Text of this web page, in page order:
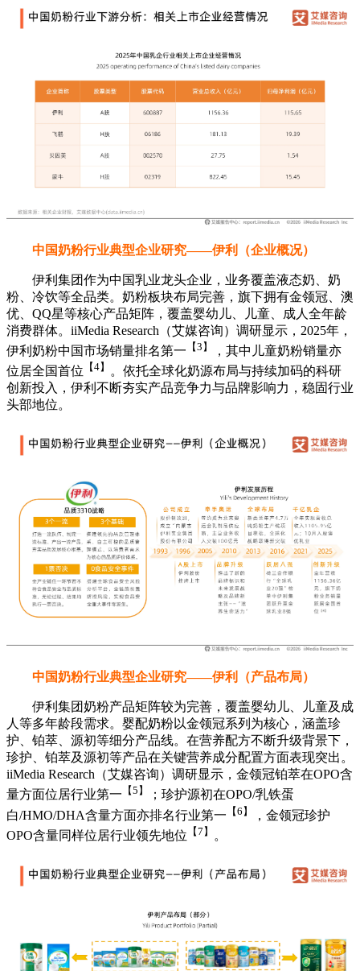
中国奶粉行业典型企业研究——伊利（企业概况）
伊利集团作为中国乳业龙头企业，业务覆盖液态奶、奶
粉、冷饮等全品类。奶粉板块布局完善，旗下拥有金领冠、澳
优、QQ星等核心产品矩阵，覆盖婴幼儿、儿童、成人全年龄
消费群体。iiMedia Research（艾媒咨询）调研显示，2025年，
伊利奶粉中国市场销量排名第一 【3】
，其中儿童奶粉销量亦
位居全国首位 【4】 。依托全球化奶源布局与持续加码的科研
创新投入，伊利不断夯实产品竞争力与品牌影响力，稳固行业
头部地位。
中国奶粉行业典型企业研究——伊利（产品布局）
伊利集团奶粉产品矩阵较为完善，覆盖婴幼儿、儿童及成
人等多年龄段需求。婴配奶粉以金领冠系列为核心，涵盖珍
护、铂萃、源初等细分产品线。在营养配方不断升级背景下，
珍护、铂萃及源初等产品在关键营养成分配置方面表现突出。
iiMedia Research（艾媒咨询）调研显示，金领冠铂萃在OPO含
量方面位居行业第一 【5】
；珍护源初在OPO/乳铁蛋
白/HMO/DHA含量方面亦排名行业第一 【6】
，金领冠珍护
OPO含量同样位居行业领先地位 【7】 。